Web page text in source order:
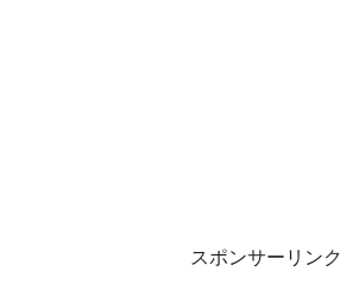
スポンサーリンク